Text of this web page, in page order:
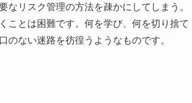
なリスク管理の方法を疎かにしてしまう。
ことは困難です。何を学び、何を切り捨て
のない迷路を彷徨うようなものです。